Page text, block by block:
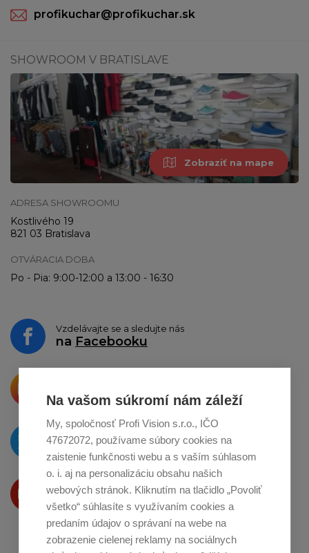
Na vašom súkromí nám záleží
My, spoločnosť Profi Vision s.r.o., IČO
47672072, používame súbory cookies na
zaistenie funkčnosti webu a s vaším súhlasom
o. i. aj na personalizáciu obsahu našich
webových stránok. Kliknutím na tlačidlo „Povoliť
všetko“ súhlasíte s využívaním cookies a
predaním údajov o správaní na webe na
zobrazenie cielenej reklamy na sociálnych
profikuchar@profikuchar.sk
SHOWROOM V BRATISLAVE
Zobraziť na mape
ADRESA SHOWROOMU
Kostlivého 19
821 03 Bratislava
OTVÁRACIA DOBA
Po - Pia: 9:00-12:00 a 13:00 - 16:30
Vzdelávajte se a sledujte nás
na Facebooku
o zdieľanie naInstagrame
O novinkách píšeme
naTwitteri
Produkty Vám predstavujeme
na Youtube